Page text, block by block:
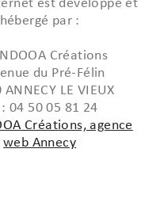
est développé et
hébergé par :
Créations
du Pré-Félin
LE VIEUX
: 04 50 05 81 24
Créations, agence
web Annecy